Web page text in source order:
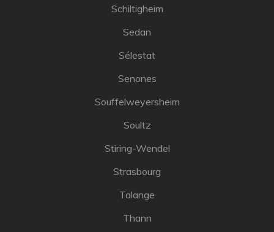
Schiltigheim
Sedan
Sélestat
Senones
Souffelweyersheim
Soultz
Stiring-Wendel
Strasbourg
Talange
Thann